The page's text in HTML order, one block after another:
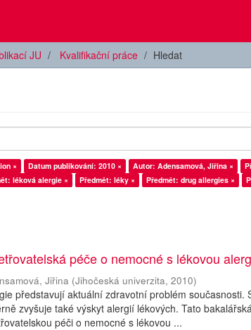
JU Kvalifikační práce Hledat
× Datum publikování: 2010 × Autor: Adensamová, Jiřina ×
léková alergie × Předmět: léky × Předmět: drug allergies ×
péče o nemocné s lékovou
Jiřina (Jihočeská univerzita,2010)
představují aktuální zdravotní problém současnosti.
zvyšuje také výskyt alergií lékových. Tato
péči o nemocné s lékovou ...